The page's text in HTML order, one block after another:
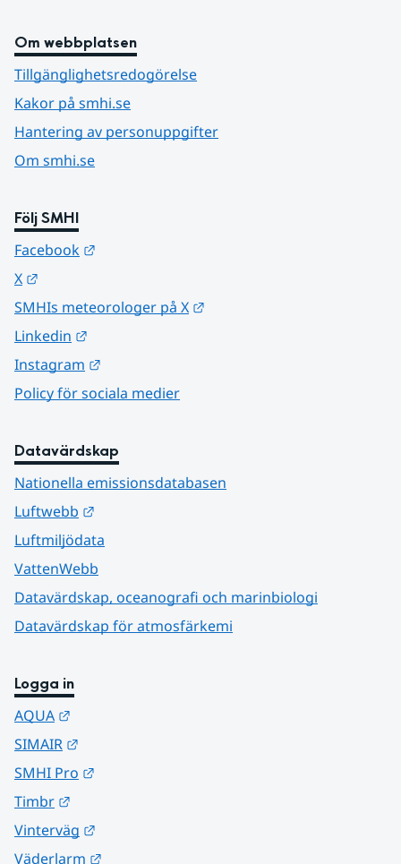
Om webbplatsen
Tillgänglighetsredogörelse
Kakor på smhi.se
Hantering av personuppgifter
Om smhi.se
Följ SMHI
Facebook
X
SMHIs meteorologer på X
Linkedin
Instagram
Policy för sociala medier
Datavärdskap
Nationella emissionsdatabasen
Luftwebb
Luftmiljödata
VattenWebb
Datavärdskap, oceanografi och marinbiologi
Datavärdskap för atmosfärkemi
Logga in
AQUA
SIMAIR
SMHI Pro
Timbr
Vinterväg
Väderlarm